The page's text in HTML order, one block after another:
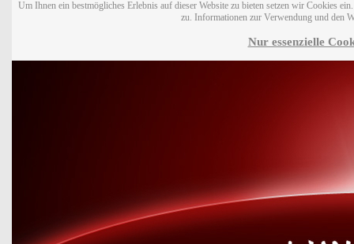
Um Ihnen ein bestmögliches Erlebnis auf dieser Website zu bieten setzen wir Cookies
zu. Informationen zur Verwendung und den
Nur essenzielle